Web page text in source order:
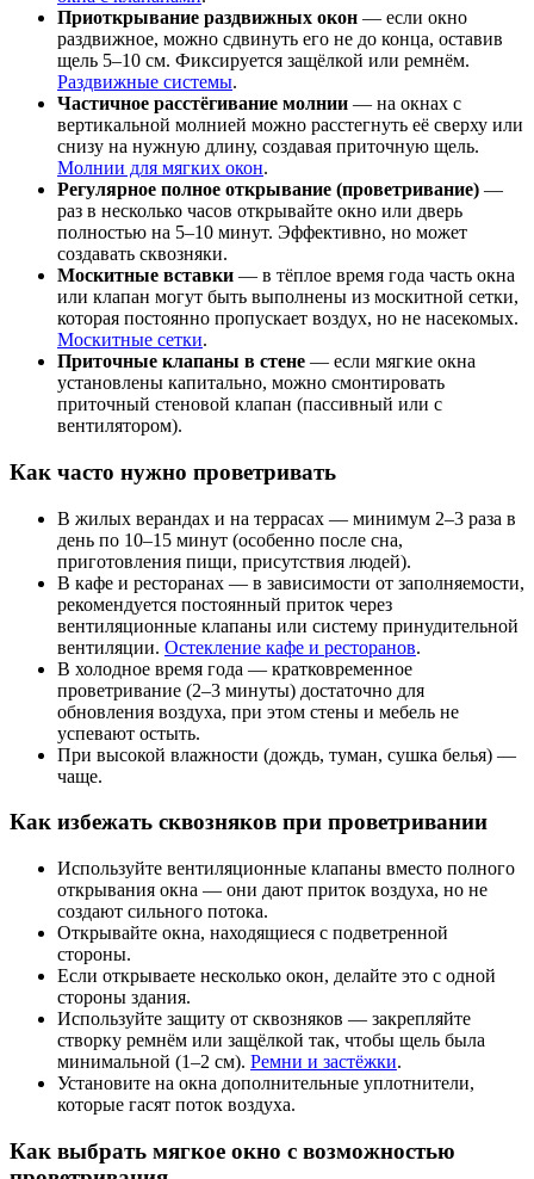
Приоткрывание раздвижных окон — если окно
раздвижное, можно сдвинуть его не до конца, оставив
щель 5–10 см. Фиксируется защёлкой или ремнём.
Раздвижные системы.
Частичное расстёгивание молнии — на окнах с
вертикальной молнией можно расстегнуть её сверху или
снизу на нужную длину, создавая приточную щель.
Молнии для мягких окон.
Регулярное полное открывание (проветривание) —
раз в несколько часов открывайте окно или дверь
полностью на 5–10 минут. Эффективно, но может
создавать сквозняки.
Москитные вставки — в тёплое время года часть окна
или клапан могут быть выполнены из москитной сетки,
которая постоянно пропускает воздух, но не насекомых.
Москитные сетки.
Приточные клапаны в стене — если мягкие окна
установлены капитально, можно смонтировать
приточный стеновой клапан (пассивный или с
вентилятором).
Как часто нужно проветривать
В жилых верандах и на террасах — минимум 2–3 раза в
день по 10–15 минут (особенно после сна,
приготовления пищи, присутствия людей).
В кафе и ресторанах — в зависимости от заполняемости,
рекомендуется постоянный приток через
вентиляционные клапаны или систему принудительной
вентиляции. Остекление кафе и ресторанов.
В холодное время года — кратковременное
проветривание (2–3 минуты) достаточно для
обновления воздуха, при этом стены и мебель не
успевают остыть.
При высокой влажности (дождь, туман, сушка белья) —
чаще.
Как избежать сквозняков при проветривании
Используйте вентиляционные клапаны вместо полного
открывания окна — они дают приток воздуха, но не
создают сильного потока.
Открывайте окна, находящиеся с подветренной
стороны.
Если открываете несколько окон, делайте это с одной
стороны здания.
Используйте защиту от сквозняков — закрепляйте
створку ремнём или защёлкой так, чтобы щель была
минимальной (1–2 см). Ремни и застёжки.
Установите на окна дополнительные уплотнители,
которые гасят поток воздуха.
Как выбрать мягкое окно с возможностью